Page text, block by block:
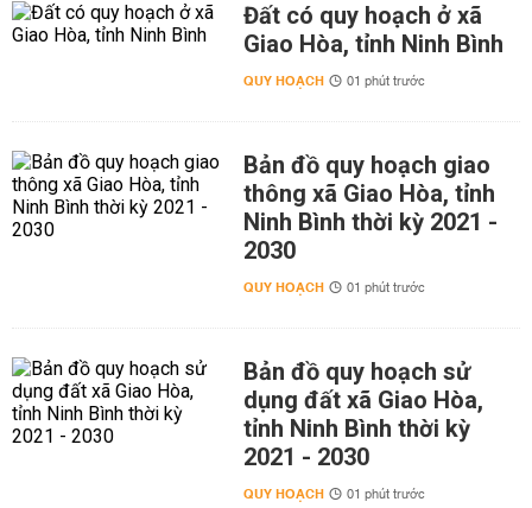
Đất có quy hoạch ở xã
Giao Hòa, tỉnh Ninh Bình
QUY HOẠCH 01 phút trước
Bản đồ quy hoạch giao
thông xã Giao Hòa, tỉnh
Ninh Bình thời kỳ 2021 -
2030
QUY HOẠCH 01 phút trước
Bản đồ quy hoạch sử
dụng đất xã Giao Hòa,
tỉnh Ninh Bình thời kỳ
2021 - 2030
QUY HOẠCH 01 phút trước